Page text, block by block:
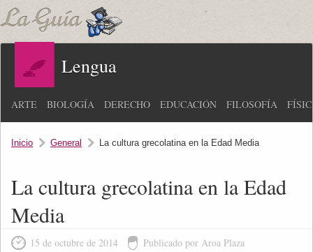
Lengua
ARTE BIOLOGÍA DERECHO EDUCACIÓN FILOSOFÍA
Inicio General La cultura grecolatina en la Edad Media
La cultura grecolatina en la Edad
Media
15 de octubre de 2014 Publicado por Aroa Plaza